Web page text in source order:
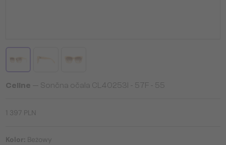
Celine — Sončna očala CL40253I - 57F - 55
1 397 PLN
Kolor: Beżowy